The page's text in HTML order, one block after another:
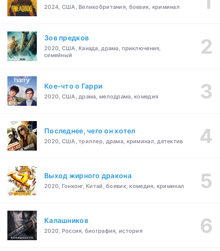
2024, США, Великобритания, боевик, криминал
Зов предков
2020, США, Канада, драма, приключения,
семейный
Кое-что о Гарри
2020, США, драма, мелодрама, комедия
Последнее, чего он хотел
2020, США, триллер, драма, криминал, детектив
Выход жирного дракона
2020, Гонконг, Китай, боевик, комедия, криминал
Калашников
2020, Россия, биография, история